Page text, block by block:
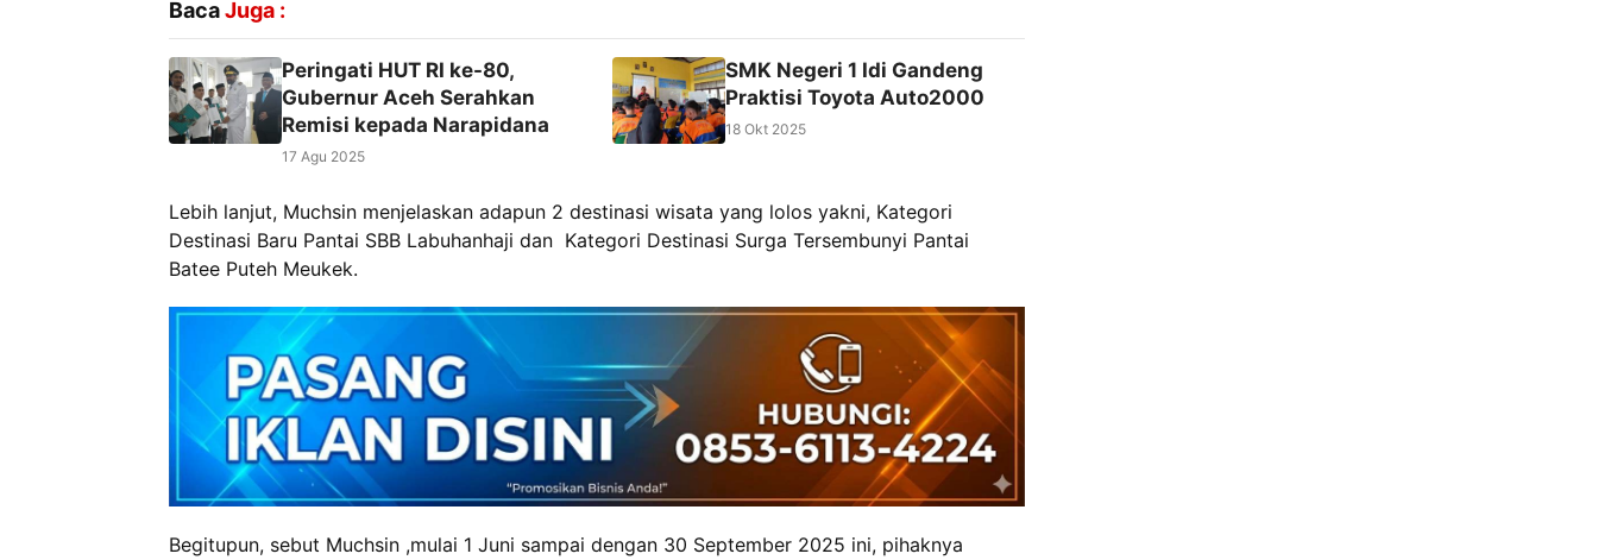
BacaJuga :
Peringati HUT RI ke-80,
Gubernur Aceh Serahkan
Remisi kepada Narapidana
17 Agu 2025
SMK Negeri 1 Idi Gandeng
Praktisi Toyota Auto2000
18 Okt 2025
Lebih lanjut, Muchsin menjelaskan adapun 2 destinasi wisata yang lolos yakni, Kategori
Destinasi Baru Pantai SBB Labuhanhaji dan Kategori Destinasi Surga Tersembunyi Pantai
Batee Puteh Meukek.
Begitupun, sebut Muchsin ,mulai 1 Juni sampai dengan 30 September 2025 ini, pihaknya